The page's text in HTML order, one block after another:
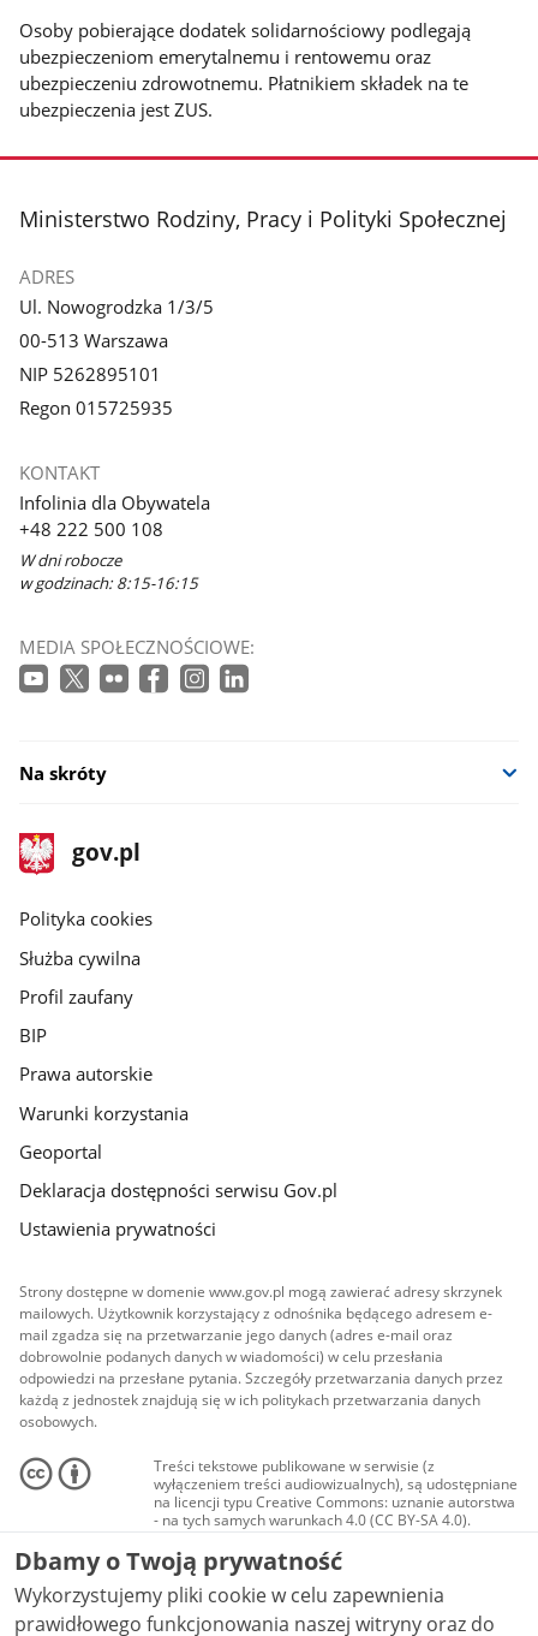
Osoby pobierające dodatek solidarnościowy podlegają
ubezpieczeniom emerytalnemu i rentowemu oraz
ubezpieczeniu zdrowotnemu. Płatnikiem składek na te
ubezpieczenia jest ZUS.
stopka
Ministerstwo Rodziny, Pracy i Polityki Społecznej
ADRES
Ul. Nowogrodzka 1/3/5
00-513 Warszawa
NIP 5262895101
Regon 015725935
KONTAKT
Infolinia dla Obywatela
+48 222 500 108
W dni robocze
w godzinach: 8:15-16:15
MEDIA SPOŁECZNOŚCIOWE:
Na skróty
stopka
gov.pl
Strona
gov.pl
gov.pl
Polityka cookies
Służba cywilna
Profil zaufany
BIP
Prawa autorskie
Warunki korzystania
Geoportal
Deklaracja dostępności serwisu Gov.pl
Ustawienia prywatności
Strony dostępne w domenie www.gov.pl mogą zawierać adresy skrzynek
mailowych. Użytkownik korzystający z odnośnika będącego adresem e-
mail zgadza się na przetwarzanie jego danych (adres e-mail oraz
dobrowolnie podanych danych w wiadomości) w celu przesłania
odpowiedzi na przesłane pytania. Szczegóły przetwarzania danych przez
każdą z jednostek znajdują się w ich politykach przetwarzania danych
osobowych.
Treści tekstowe publikowane w serwisie (z
wyłączeniem treści audiowizualnych), są udostępniane
na licencji typu Creative Commons: uznanie autorstwa
- na tych samych warunkach 4.0 (CC BY-SA 4.0).
Materiały audiowizualne, w tym zdjęcia, materiały
audio i wideo, są udostępniane na licencji typu
Creative Commons: uznanie autorstwa użycie
niekomercyjne - bez utworów zależnych 4.0 (CC BY-
NC-ND 4.0), o ile nie jest to stwierdzone inaczej.
Dbamy o Twoją prywatność
Wykorzystujemy pliki cookie w celu zapewnienia
prawidłowego funkcjonowania naszej witryny oraz do